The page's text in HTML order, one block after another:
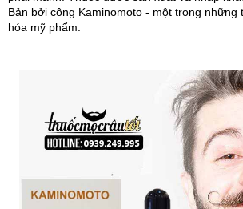
Bản bởi công Kaminomoto - một trong
hóa mỹ phẩm.